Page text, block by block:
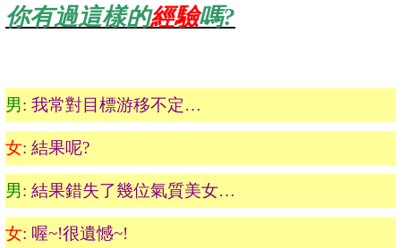
你有過這樣的經驗嗎?
男: 我常對目標游移不定…
女: 結果呢?
男: 結果錯失了幾位氣質美女…
女: 喔~!很遺憾~!